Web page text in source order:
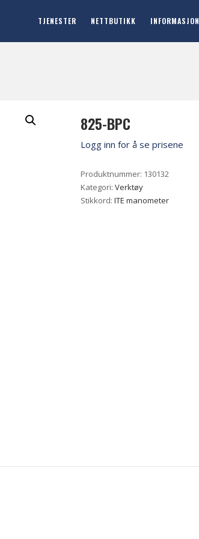
TJENESTER NETTBUTIKK INFORMASJON
825-BPC
Logg inn for å se prisene
Produktnummer: 130132
Kategori:Verktøy
Stikkord:ITE manometer